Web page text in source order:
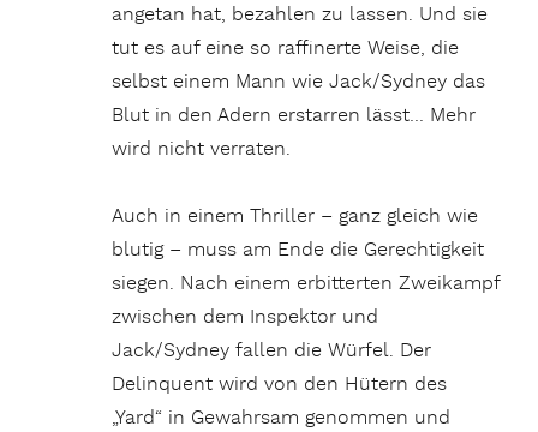
angetan hat, bezahlen zu lassen. Und sie
tut es auf eine so raffinerte Weise, die
selbst einem Mann wie Jack/Sydney das
Blut in den Adern erstarren lässt… Mehr
wird nicht verraten.
Auch in einem Thriller – ganz gleich wie
blutig – muss am Ende die Gerechtigkeit
siegen. Nach einem erbitterten Zweikampf
zwischen dem Inspektor und
Jack/Sydney fallen die Würfel. Der
Delinquent wird von den Hütern des
„Yard“ in Gewahrsam genommen und